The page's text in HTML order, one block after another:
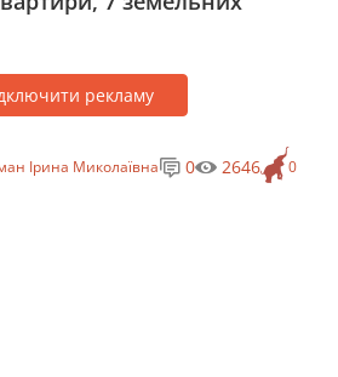
рекламу
Ірина Миколаївна 0
0 2646